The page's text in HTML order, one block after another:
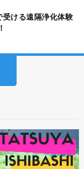
受ける遠隔浄化体験